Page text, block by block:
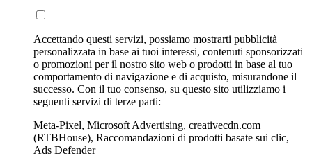
Accettando questi servizi, possiamo mostrarti pubblicità
personalizzata in base ai tuoi interessi, contenuti sponsorizzati
o promozioni per il nostro sito web o prodotti in base al tuo
comportamento di navigazione e di acquisto, misurandone il
successo. Con il tuo consenso, su questo sito utilizziamo i
seguenti servizi di terze parti:
Meta-Pixel, Microsoft Advertising, creativecdn.com
(RTBHouse), Raccomandazioni di prodotti basate sui clic,
Ads Defender